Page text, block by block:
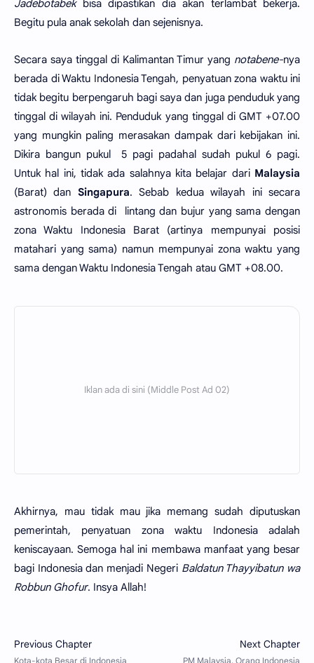
Jadebotabekbisa dipastikan dia akan terlambat bekerja.
Begitu pula anak sekolah dan sejenisnya.
Secara saya tinggal di Kalimantan Timur yang notabene-nya
berada di Waktu Indonesia Tengah, penyatuan zona waktu ini
tidak begitu berpengaruh bagi saya dan juga penduduk yang
tinggal di wilayah ini. Penduduk yang tinggal di GMT +07.00
yang mungkin paling merasakan dampak dari kebijakan ini.
Dikira bangun pukul 5 pagi padahal sudah pukul 6 pagi.
Untuk hal ini, tidak ada salahnya kita belajar dari Malaysia
(Barat) dan Singapura. Sebab kedua wilayah ini secara
astronomis berada di lintang dan bujur yang sama dengan
zona Waktu Indonesia Barat (artinya mempunyai posisi
matahari yang sama) namun mempunyai zona waktu yang
sama dengan Waktu Indonesia Tengah atau GMT +08.00.
Akhirnya, mau tidak mau jika memang sudah diputuskan
pemerintah, penyatuan zona waktu Indonesia adalah
keniscayaan. Semoga hal ini membawa manfaat yang besar
bagi Indonesia dan menjadi Negeri Baldatun Thayyibatun wa
Robbun Ghofur. Insya Allah!